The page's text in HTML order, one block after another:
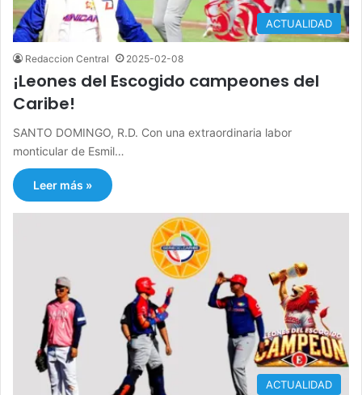
ACTUALIDAD
Redaccion Central 2025-02-08
¡Leones del Escogido campeones del
Caribe!
SANTO DOMINGO, R.D. Con una extraordinaria labor
monticular de Esmil…
Leer más »
ACTUALIDAD